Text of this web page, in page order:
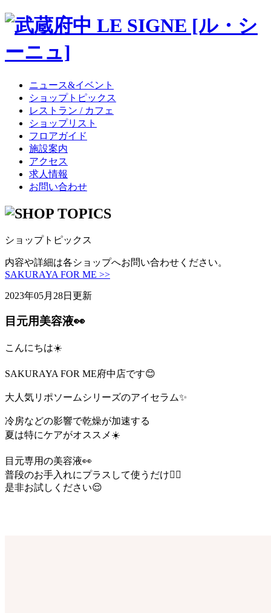
ニュース&イベント
ショップトピックス
レストラン / カフェ
ショップリスト
フロアガイド
施設案内
アクセス
求人情報
お問い合わせ
ショップトピックス
内容や詳細は各ショップへお問い合わせください。
SAKURAYA FOR ME >>
2023年05月28日更新
目元用美容液👀
こんにちは☀️
SAKURAYA FOR ME府中店です😊
大人気リポソームシリーズのアイセラム✨
冷房などの影響で乾燥が加速する
夏は特にケアがオススメ☀️
目元専用の美容液👀
普段のお手入れにプラスして使うだけ👌🏼
是非お試しください😌